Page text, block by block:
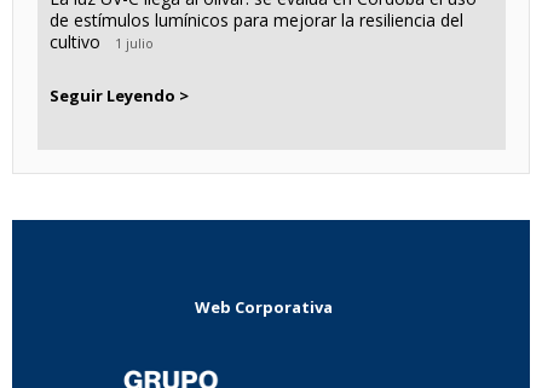
de estímulos lumínicos para mejorar la resiliencia del
cultivo
1 julio
Seguir Leyendo >
Web Corporativa